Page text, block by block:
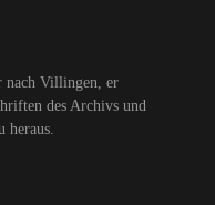
nach Villingen, er
des Archivs und
heraus.